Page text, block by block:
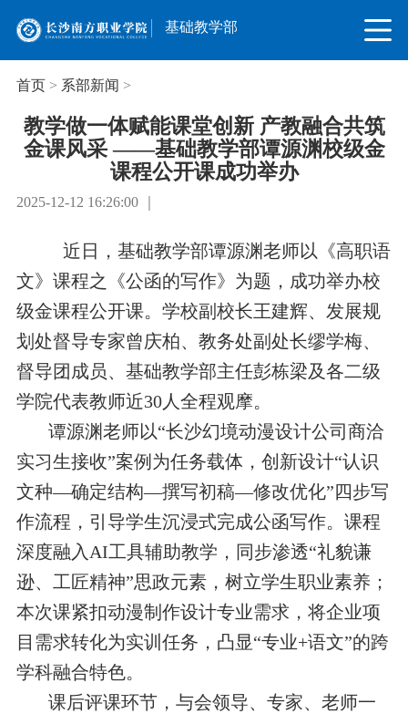
基础教学部
首页> 系部新闻 >
教学做一体赋能课堂创新 产教融合共筑
金课风采 ——基础教学部谭源渊校级金
课程公开课成功举办
2025-12-12 16:26:00 ｜
近日，基础教学部谭源渊老师以《高职语
文》课程之《公函的写作》为题，成功举办校
级金课程公开课。学校副校长王建辉、发展规
划处督导专家曾庆柏、教务处副处长缪学梅、
督导团成员、基础教学部主任彭栋梁及各二级
学院代表教师近30人全程观摩。
谭源渊老师以“长沙幻境动漫设计公司商洽
实习生接收”案例为任务载体，创新设计“认识
文种—确定结构—撰写初稿—修改优化”四步写
作流程，引导学生沉浸式完成公函写作。课程
深度融入AI工具辅助教学，同步渗透“礼貌谦
逊、工匠精神”思政元素，树立学生职业素养；
本次课紧扣动漫制作设计专业需求，将企业项
目需求转化为实训任务，凸显“专业+语文”的跨
学科融合特色。
课后评课环节，与会领导、专家、老师一